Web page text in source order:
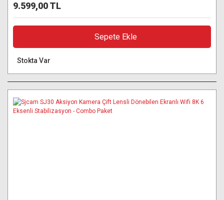
9.599,00 TL
Sepete Ekle
Stokta Var